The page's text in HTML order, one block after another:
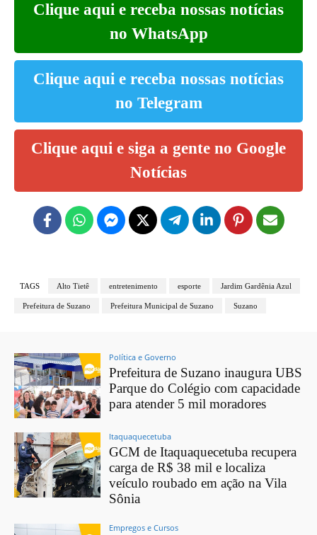
Clique aqui e receba nossas notícias
no WhatsApp
Clique aqui e receba nossas notícias
no Telegram
Clique aqui e siga a gente no Google
Notícias
TAGS Alto Tietê entretenimento esporte Jardim Gardênia Azul
Prefeitura de Suzano Prefeitura Municipal de Suzano Suzano
Política e Governo
Prefeitura de Suzano inaugura UBS
Parque do Colégio com capacidade
para atender 5 mil moradores
Itaquaquecetuba
GCM de Itaquaquecetuba recupera
carga de R$ 38 mil e localiza
veículo roubado em ação na Vila
Sônia
Empregos e Cursos